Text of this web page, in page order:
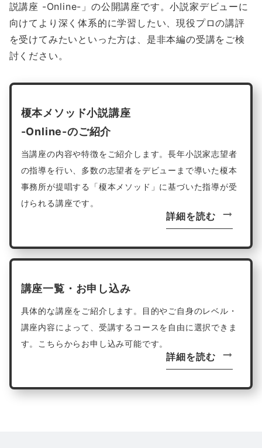
説講座 -Online-」の公開講座です。小説家デビューに
向けてより深く体系的に学習したい、現役プロの講評
を受けてみたいといった方は、是非本編の受講をご検
討ください。
榎本メソッド小説講座
-Online-のご紹介
当講座の内容や特徴をご紹介します。長年小説家志望者
の指導を行い、多数の志望者をデビューまで導いた榎本
事務所が提唱する「榎本メソッド」に基づいた指導が受
けられる講座です。
詳細を読む
講座一覧・お申し込み
具体的な講座をご紹介します。目的やご自身のレベル・
講座内容によって、受講するコースを自由に選択できま
す。こちらからお申し込み可能です。
詳細を読む